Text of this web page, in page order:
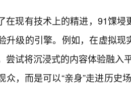
在现有技术上的精进，91馃
升级的引擎。例如，在虚拟
尝试将沉浸式的内容体验融入
众，而是可以“亲身”走进历史